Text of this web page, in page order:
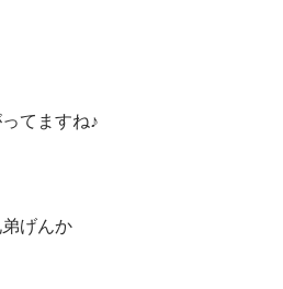
てますね♪
げんか